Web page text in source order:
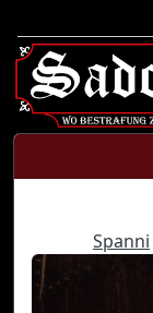
Spanni